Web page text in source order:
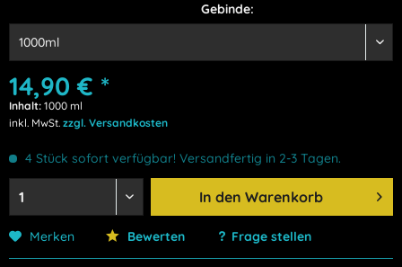
Gebinde:
14,90 € *
Inhalt: 1000 ml
inkl. MwSt. zzgl. Versandkosten
4 Stück sofort verfügbar! Versandfertig in 2-3 Tagen.
In den Warenkorb
Merken Bewerten Frage stellen